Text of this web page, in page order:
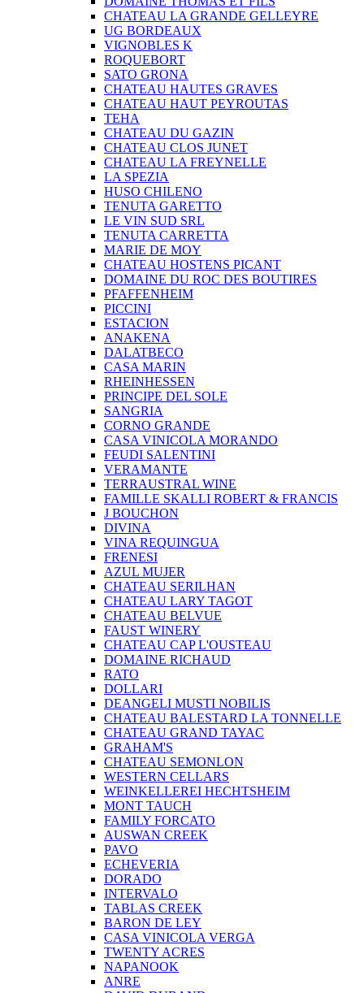
CHATEAU LA GRANDE GELLEYRE
UG BORDEAUX
VIGNOBLES K
ROQUEBORT
SATO GRONA
CHATEAU HAUTES GRAVES
CHATEAU HAUT PEYROUTAS
TEHA
CHATEAU DU GAZIN
CHATEAU CLOS JUNET
CHATEAU LA FREYNELLE
LA SPEZIA
HUSO CHILENO
TENUTA GARETTO
LE VIN SUD SRL
TENUTA CARRETTA
MARIE DE MOY
CHATEAU HOSTENS PICANT
DOMAINE DU ROC DES BOUTIRES
PFAFFENHEIM
PICCINI
ESTACION
ANAKENA
DALATBECO
CASA MARIN
RHEINHESSEN
PRINCIPE DEL SOLE
SANGRIA
CORNO GRANDE
CASA VINICOLA MORANDO
FEUDI SALENTINI
VERAMANTE
TERRAUSTRAL WINE
FAMILLE SKALLI ROBERT & FRANCIS
J BOUCHON
DIVINA
VINA REQUINGUA
FRENESI
AZUL MUJER
CHATEAU SERILHAN
CHATEAU LARY TAGOT
CHATEAU BELVUE
FAUST WINERY
CHATEAU CAP L'OUSTEAU
DOMAINE RICHAUD
RATO
DOLLARI
DEANGELI MUSTI NOBILIS
CHATEAU BALESTARD LA TONNELLE
CHATEAU GRAND TAYAC
GRAHAM'S
CHATEAU SEMONLON
WESTERN CELLARS
WEINKELLEREI HECHTSHEIM
MONT TAUCH
FAMILY FORCATO
AUSWAN CREEK
PAVO
ECHEVERIA
DORADO
INTERVALO
TABLAS CREEK
BARON DE LEY
CASA VINICOLA VERGA
TWENTY ACRES
NAPANOOK
ANRE